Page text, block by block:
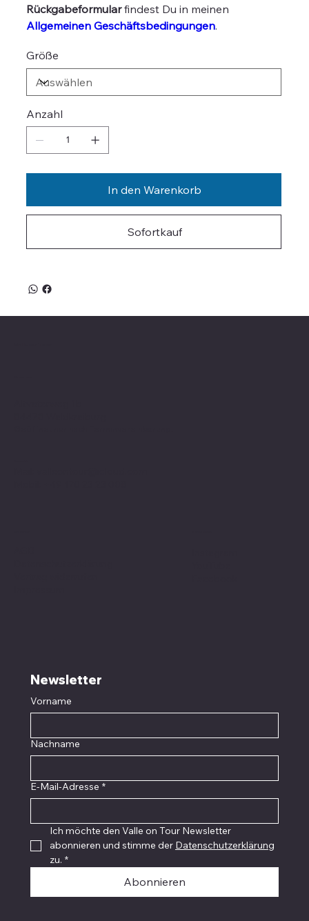
Rückgabeformularfindest Du in meinen
Allgemeinen Geschäftsbedingungen.
Größe
Anzahl
In den Warenkorb
Sofortkauf
Newsletter
Vorname
Nachname
E-Mail-Adresse *
Ich möchte den Valle on Tour Newsletter
abonnieren und stimme der Datenschutzerklärung
zu. *
Abonnieren